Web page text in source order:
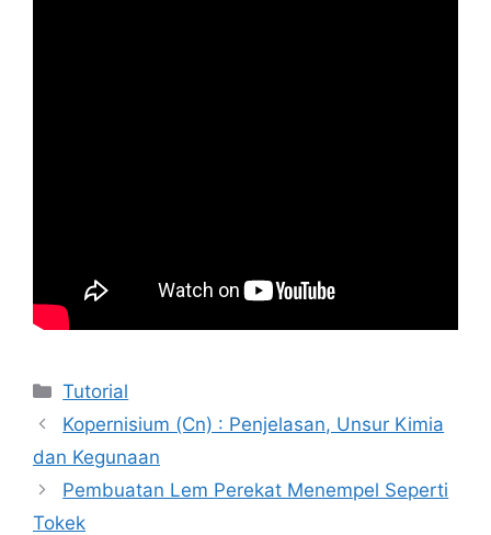
Kategori
Tutorial
Kopernisium (Cn) : Penjelasan, Unsur Kimia
dan Kegunaan
Pembuatan Lem Perekat Menempel Seperti
Tokek